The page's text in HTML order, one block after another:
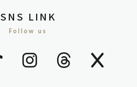
SNS LINK
Follow us